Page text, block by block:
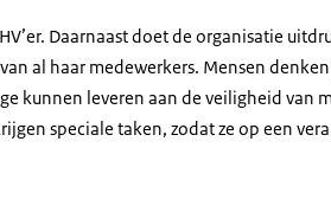
Daarnaast doet de organisatie
al haar medewerkers. Mensen denken
kunnen leveren aan de veiligheid van
speciale taken, zodat ze op een